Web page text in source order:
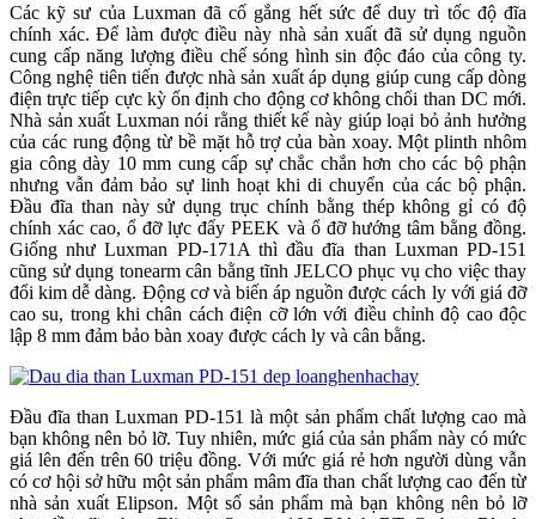
Các kỹ sư của Luxman đã cố gắng hết sức để duy trì tốc độ đĩa
chính xác. Để làm được điều này nhà sản xuất đã sử dụng nguồn
cung cấp năng lượng điều chế sóng hình sin độc đáo của công ty.
Công nghệ tiên tiến được nhà sản xuất áp dụng giúp cung cấp dòng
điện trực tiếp cực kỳ ổn định cho động cơ không chổi than DC mới.
Nhà sản xuất Luxman nói rằng thiết kế này giúp loại bỏ ảnh hưởng
của các rung động từ bề mặt hỗ trợ của bàn xoay. Một plinth nhôm
gia công dày 10 mm cung cấp sự chắc chắn hơn cho các bộ phận
nhưng vẫn đảm bảo sự linh hoạt khi di chuyển của các bộ phận.
Đầu đĩa than này sử dụng trục chính bằng thép không gỉ có độ
chính xác cao, ổ đỡ lực đẩy PEEK và ổ đỡ hướng tâm bằng đồng.
Giống như Luxman PD-171A thì đầu đĩa than Luxman PD-151
cũng sử dụng tonearm cân bằng tĩnh JELCO phục vụ cho việc thay
đổi kim dễ dàng. Động cơ và biến áp nguồn được cách ly với giá đỡ
cao su, trong khi chân cách điện cỡ lớn với điều chỉnh độ cao độc
lập 8 mm đảm bảo bàn xoay được cách ly và cân bằng.
Đầu đĩa than Luxman PD-151 là một sản phẩm chất lượng cao mà
bạn không nên bỏ lỡ. Tuy nhiên, mức giá của sản phẩm này có mức
giá lên đến trên 60 triệu đồng. Với mức giá rẻ hơn người dùng vẫn
có cơ hội sở hữu một sản phẩm mâm đĩa than chất lượng cao đến từ
nhà sản xuất Elipson. Một số sản phẩm mà bạn không nên bỏ lỡ